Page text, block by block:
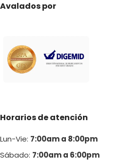
Avalados por
Horarios de atención
Lun-Vie: 7:00am a 8:00pm
Sábado: 7:00am a 6:00pm